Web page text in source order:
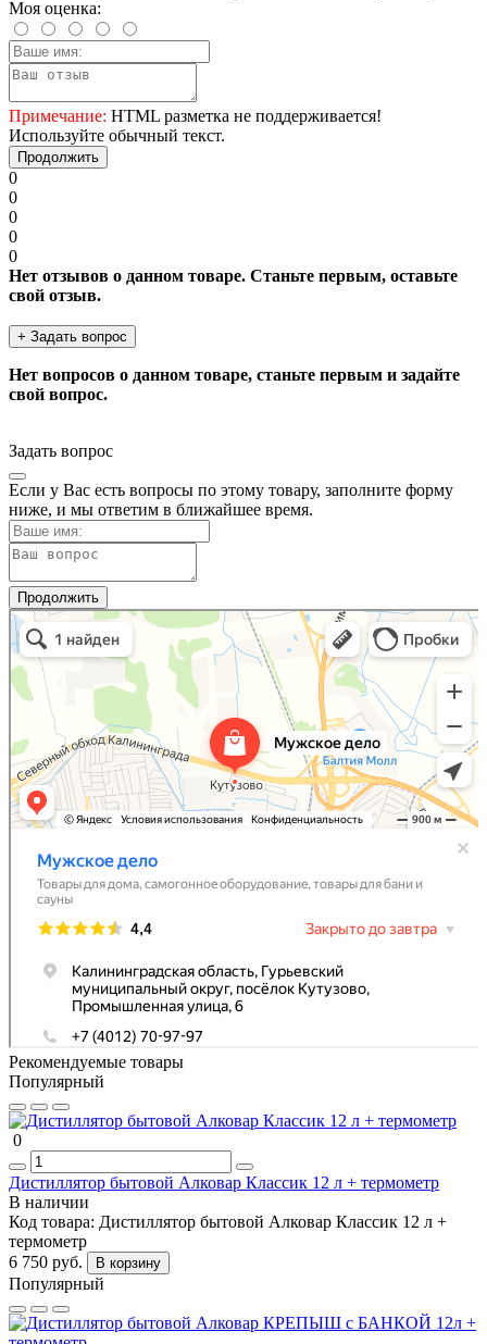
Моя оценка:
Примечание: HTML разметка не поддерживается!
Используйте обычный текст.
Продолжить
0
0
0
0
0
Нет отзывов о данном товаре. Станьте первым, оставьте
свой отзыв.
+ Задать вопрос
Нет вопросов о данном товаре, станьте первым и задайте
свой вопрос.
Задать вопрос
Если у Вас есть вопросы по этому товару, заполните форму
ниже, и мы ответим в ближайшее время.
Продолжить
Мужское Дело
Товары для дома в Калининградской области
Самогонное оборудование в Калининградской области
Рекомендуемые товары
Популярный
0
Дистиллятор бытовой Алковар Классик 12 л + термометр
В наличии
Код товара: Дистиллятор бытовой Алковар Классик 12 л +
термометр
6 750 руб.
В корзину
Популярный